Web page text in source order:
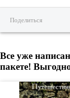
Поделиться
Все уже
пакете!